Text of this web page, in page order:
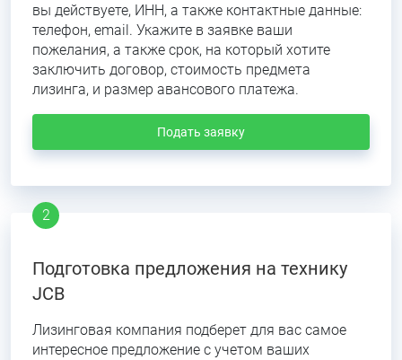
вы действуете, ИНН, а также контактные данные:
телефон, email. Укажите в заявке ваши
пожелания, а также срок, на который хотите
заключить договор, стоимость предмета
лизинга, и размер авансового платежа.
Подать заявку
Подготовка предложения на технику
JCB
Лизинговая компания подберет для вас самое
интересное предложение с учетом ваших